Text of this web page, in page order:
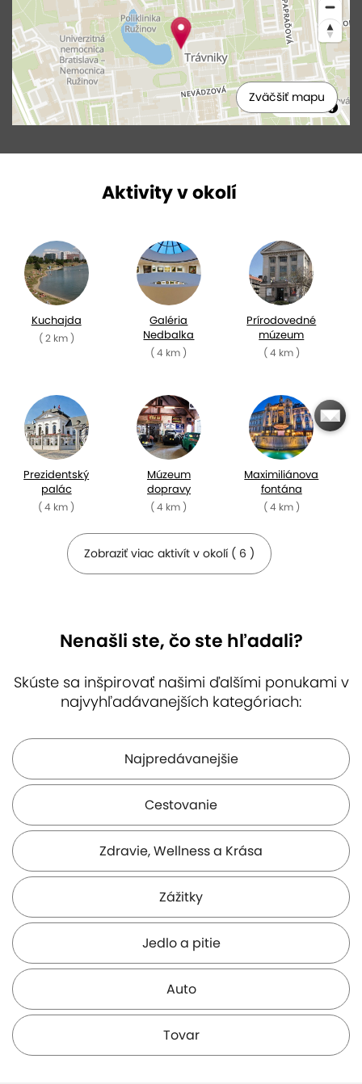
Zväčšiť mapu
MapLibre
Aktivity v okolí
Kuchajda
( 2 km )
Galéria
Nedbalka
( 4 km )
Prírodovedné
múzeum
( 4 km )
Prezidentský
palác
( 4 km )
Múzeum
dopravy
( 4 km )
Maximiliánova
fontána
( 4 km )
Zobraziť viac aktivít v okolí ( 6 )
Michalská brána
Slovenská
Dóm sv. Martina
( 4 km )
Zlaté Piesky
( 4 km )
Sad Janka Kráľa
( 4 km )
Nenašli ste, čo ste hľadali?
Skúste sa inšpirovať našimi ďalšími ponukami v
najvyhľadávanejších kategóriach:
Najpredávanejšie
Cestovanie
Zdravie, Wellness a Krása
Zážitky
Jedlo a pitie
Auto
Tovar